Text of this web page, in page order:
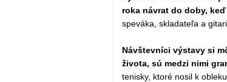
roka návrat do doby,
speváka, skladateľa a
Návštevníci výstavy si
života, sú medzi nimi
tenisky, ktoré nosil k